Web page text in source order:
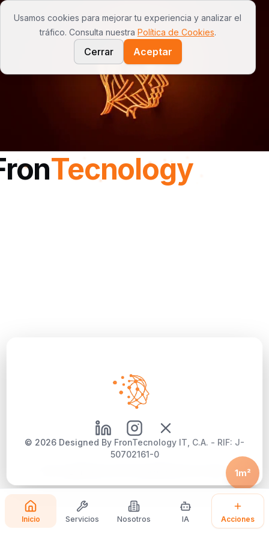
Tu Negocio en 1m² - Kioskos Autónomos
Inicio Servicios Nosotros IA Acciones
Tecnology
© 2026 Designed By FronTecnology IT, C.A. - RIF: J-
50702161-0
Política de Cookies
Usamos cookies para mejorar tu experiencia y analizar el
tráfico. Consulta nuestra Política de Cookies.
Cerrar Aceptar
1m²